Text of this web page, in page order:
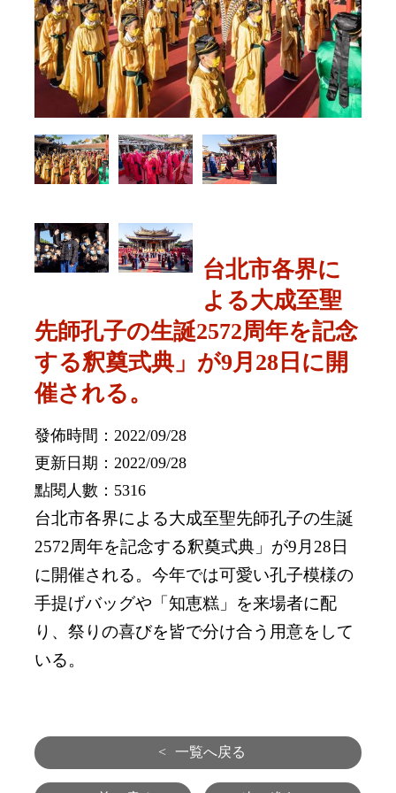
台北市各界に
よる大成至聖
先師孔子の生誕2572周年を記念
する釈奠式典」が9月28日に開
催される。
發佈時間：2022/09/28
更新日期：2022/09/28
點閱人數：5316
台北市各界による大成至聖先師孔子の生誕
2572周年を記念する釈奠式典」が9 月 28日
に開催される。今年では可愛い孔子模様の
手提げバッグや「知恵糕 」を来場者に配
り、祭りの喜びを皆で分け合う用意をして
いる。
< 一覧へ戻る